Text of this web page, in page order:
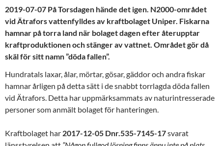
2019-07-07 På Torsdagen hände det igen. N2000-området
vid Ätrafors vattenfylldes av kraftbolaget Uniper. Fiskarna
hamnar på torra land när bolaget dagen efter återupptar
kraftproduktionen och stänger av vattnet. Området gör då
skäl för sitt namn ”döda fallen”.
Hundratals laxar, ålar, mörtar, gösar, gäddor och andra fiskar
hamnar årligen på detta sätt i de snabbt torrlagda döda fallen
vid Ätrafors. Detta har uppmärksammats av naturintresserade
personer som anmält bolaget för hanteringen.
Kraftbolaget har 2017-12-05 Dnr.535-7145-17svarat